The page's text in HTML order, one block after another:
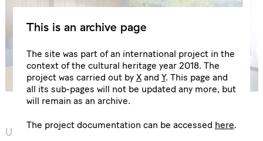
Unmittelbar neben dem
This is an archive page
The site was part of an international project in the
context of the cultural heritage year 2018. The
project was carried out by Xand Y. This page and
all its sub-pages will not be updated any more, but
will remain as an archive.
The project documentation can be accessed here.